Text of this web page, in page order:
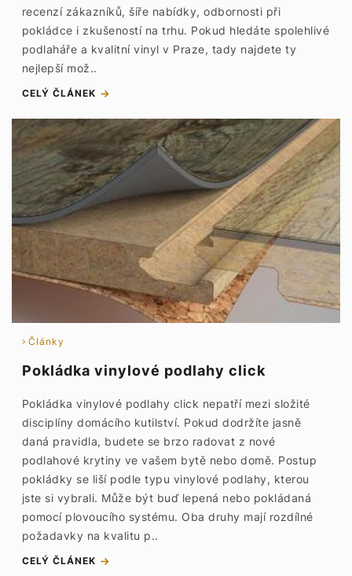
recenzí zákazníků, šíře nabídky, odbornosti při
pokládce i zkušeností na trhu. Pokud hledáte spolehlivé
podlaháře a kvalitní vinyl v Praze, tady najdete ty
nejlepší mož..
CELÝ ČLÁNEK
Články
Pokládka vinylové podlahy click
Pokládka vinylové podlahy click nepatří mezi složité
disciplíny domácího kutilství. Pokud dodržíte jasně
daná pravidla, budete se brzo radovat z nové
podlahové krytiny ve vašem bytě nebo domě. Postup
pokládky se liší podle typu vinylové podlahy, kterou
jste si vybrali. Může být buď lepená nebo pokládaná
pomocí plovoucího systému. Oba druhy mají rozdílné
požadavky na kvalitu p..
CELÝ ČLÁNEK